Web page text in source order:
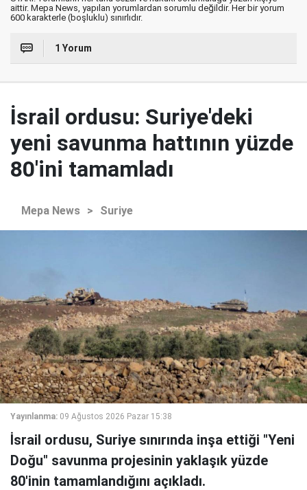
aittir. Mepa News, yapılan yorumlardan sorumlu değildir. Her bir yorum
600 karakterle (boşluklu) sınırlıdır.
1 Yorum
İsrail ordusu: Suriye'deki
yeni savunma hattının yüzde
80'ini tamamladı
Mepa News > Suriye
Yayınlanma: 09 Ağustos 2026 Pazar 15:38
İsrail ordusu, Suriye sınırında inşa ettiği "Yeni
Doğu" savunma projesinin yaklaşık yüzde
80'inin tamamlandığını açıkladı.